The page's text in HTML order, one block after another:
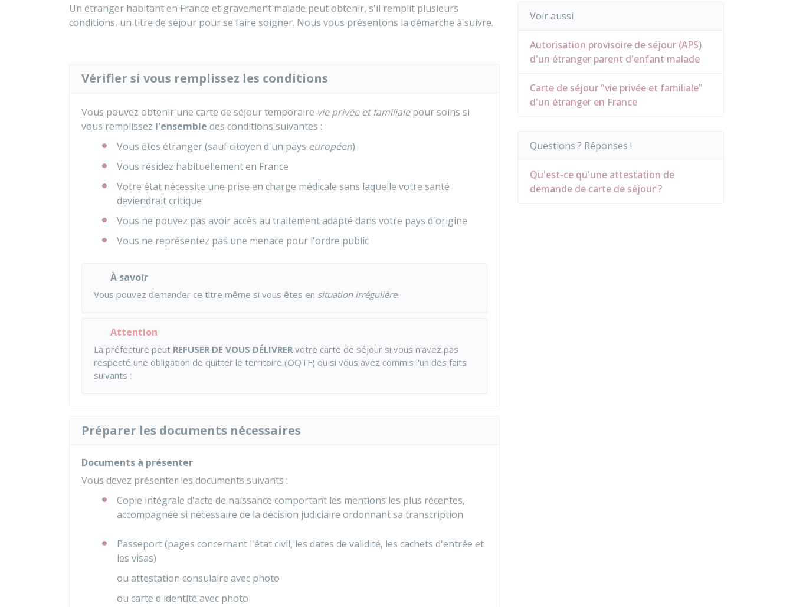
Un étranger habitant en France et gravement malade peut obtenir, s'il remplit plusieurs
conditions, un titre de séjour pour se faire soigner. Nous vous présentons la démarche à suivre.
Vérifier si vous remplissez les conditions
Vous pouvez obtenir une carte de séjour temporaire vie privée et familialepour soins si
vous remplissez l'ensemble des conditions suivantes :
Vous êtes étranger (sauf citoyen d'un pays européen)
Vous résidez habituellement en France
Votre état nécessite une prise en charge médicale sans laquelle votre santé
deviendrait critique
Vous ne pouvez pas avoir accès au traitement adapté dans votre pays d'origine
Vous ne représentez pas une menace pour l'ordre public
À savoir
Vous pouvez demander ce titre même si vous êtes en situation irrégulière.
Attention
La préfecture peut REFUSER DE VOUS DÉLIVRER votre carte de séjour si vous n'avez pas
respecté une obligation de quitter le territoire (OQTF) ou si vous avez commis l'un des faits
suivants :
Préparer les documents nécessaires
Documents à présenter
Vous devez présenter les documents suivants :
Copie intégrale d'acte de naissance comportant les mentions les plus récentes,
accompagnée si nécessaire de la décision judiciaire ordonnant sa transcription
Passeport (pages concernant l'état civil, les dates de validité, les cachets d'entrée et
les visas)
ou attestation consulaire avec photo
ou carte d'identité avec photo
Voir aussi
Autorisation provisoire de séjour (APS)
d'un étranger parent d'enfant malade
Carte de séjour "vie privée et familiale"
d'un étranger en France
Questions ? Réponses !
Qu'est-ce qu'une attestation de
demande de carte de séjour ?